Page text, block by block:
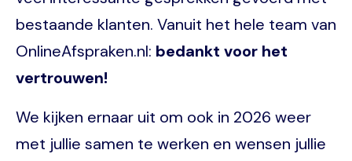
bestaande klanten. Vanuit het hele team van
OnlineAfspraken.nl: bedankt voor het
vertrouwen!
We kijken ernaar uit om ook in 2026 weer
met jullie samen te werken en wensen jullie